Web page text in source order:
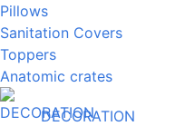
Pillows
Sanitation Covers
Toppers
Anatomic crates
DECORATION